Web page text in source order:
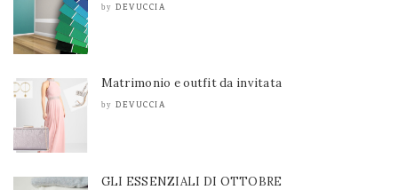
by DEVUCCIA
Matrimonio e outfit da invitata
by DEVUCCIA
GLI ESSENZIALI DI OTTOBRE